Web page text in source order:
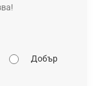
Добър